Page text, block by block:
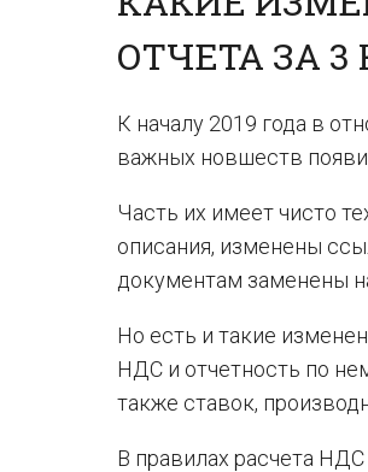
ОТЧЕТА ЗА 3
К началу 2019 года в
важных новшеств
Часть их имеет чисто
описания, изменены
документам заменены
Но есть и такие
НДС и отчетность по
также ставок,
В правилах расчета